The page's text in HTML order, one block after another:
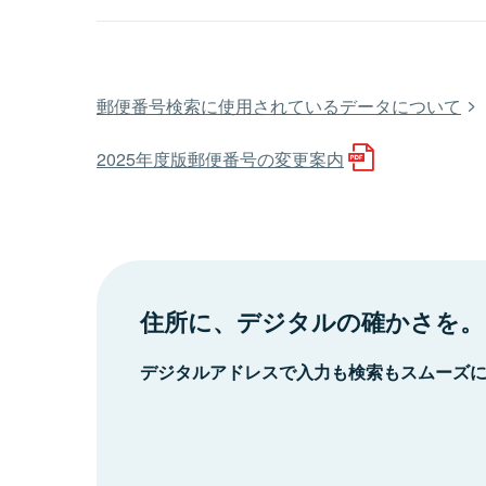
郵便番号検索に使用されているデータについて
2025年度版郵便番号の変更案内
住所に、デジタルの確かさを。
デジタルアドレスで入力も検索もスムーズ